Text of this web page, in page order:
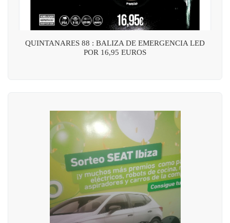
QUINTANARES 88 : BALIZA DE EMERGENCIA LED
POR 16,95 EUROS